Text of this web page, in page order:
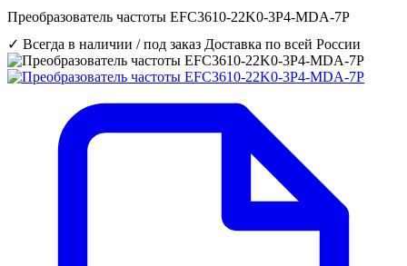
Преобразователь частоты EFC3610-22K0-3P4-MDA-7P
✓ Всегда в наличии / под заказ Доставка по всей России